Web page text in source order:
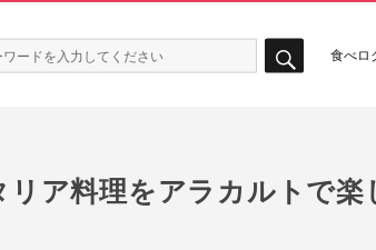
食べロ
ア料理をアラカルトで楽